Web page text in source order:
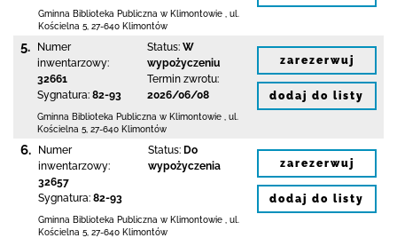
Gminna Biblioteka Publiczna w Klimontowie
ul.
Kościelna 5 27-640 Klimontów
5.
Numer
inwentarzowy:
32661
Sygnatura: 82-93
Status: W
wypożyczeniu
Termin zwrotu:
2026/06/08
Gminna Biblioteka Publiczna w Klimontowie
ul.
Kościelna 5 27-640 Klimontów
zarezerwuj
dodaj do listy
6.
Numer
inwentarzowy:
32657
Sygnatura: 82-93
Status: Do
wypożyczenia
Gminna Biblioteka Publiczna w Klimontowie
ul.
Kościelna 5 27-640 Klimontów
zarezerwuj
dodaj do listy